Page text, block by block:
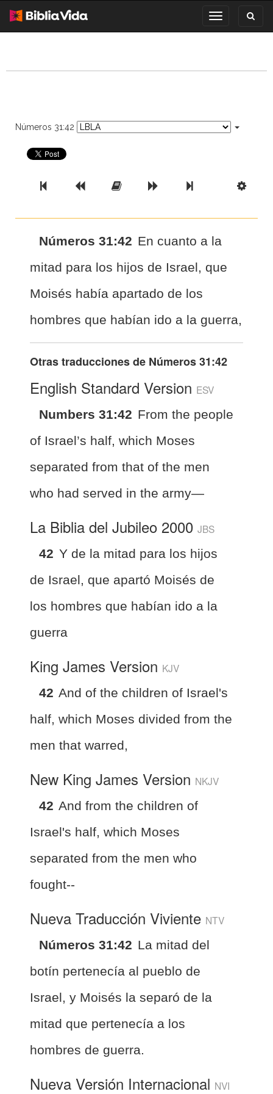
Toggle
navigation
Números 31:42
Previous BookPrevious Chapter
Read the Full Chapter
Next Chapter
Next Book
Números 31:42 En cuanto a la
mitad para los hijos de Israel, que
Moisés había apartado de los
hombres que habían ido a la guerra,
Otras traducciones de Números 31:42
English Standard Version ESV
Numbers 31:42 From the people
of Israel’s half, which Moses
separated from that of the men
who had served in the army—
La Biblia del Jubileo 2000 JBS
42 Y de la mitad para los hijos
de Israel, que apartó Moisés de
los hombres que habían ido a la
guerra
King James Version KJV
42 And of the children of Israel's
half, which Moses divided from the
men that warred,
New King James Version NKJV
42 And from the children of
Israel's half, which Moses
separated from the men who
fought--
Nueva Traducción Viviente NTV
Números 31:42 La mitad del
botín pertenecía al pueblo de
Israel, y Moisés la separó de la
mitad que pertenecía a los
hombres de guerra.
Nueva Versión Internacional NVI